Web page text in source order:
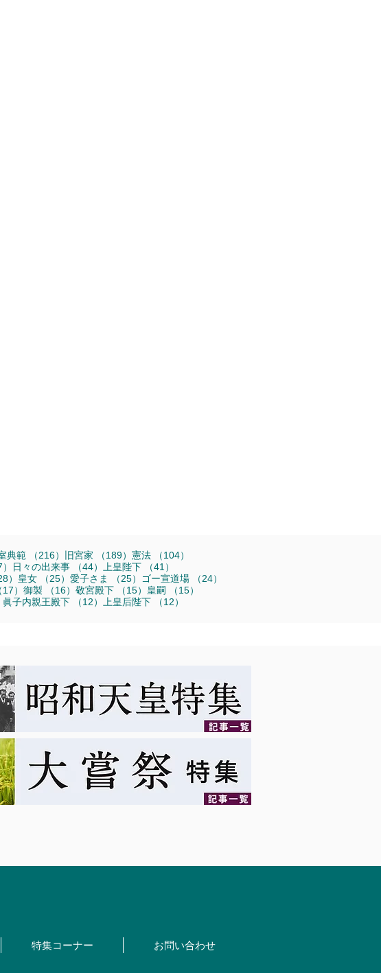
件の記事
典範 （216） 216件の記事
旧宮家 （189） 189件の記事
憲法 （104）
57件の記事
日々の出来事 （44） 44件の記事
上皇陛下 （41）
） 28件の記事
皇女 （25） 25件の記事
愛子さま （25） 25件の記事
ゴー宣道場 （24）
17） 17件の記事
御製 （16） 16件の記事
敬宮殿下 （15） 15件の記事
皇嗣 （15）
12件の記事
眞子内親王殿下 （12） 12件の記事
上皇后陛下 （12）
特集コーナー お問い合わせ